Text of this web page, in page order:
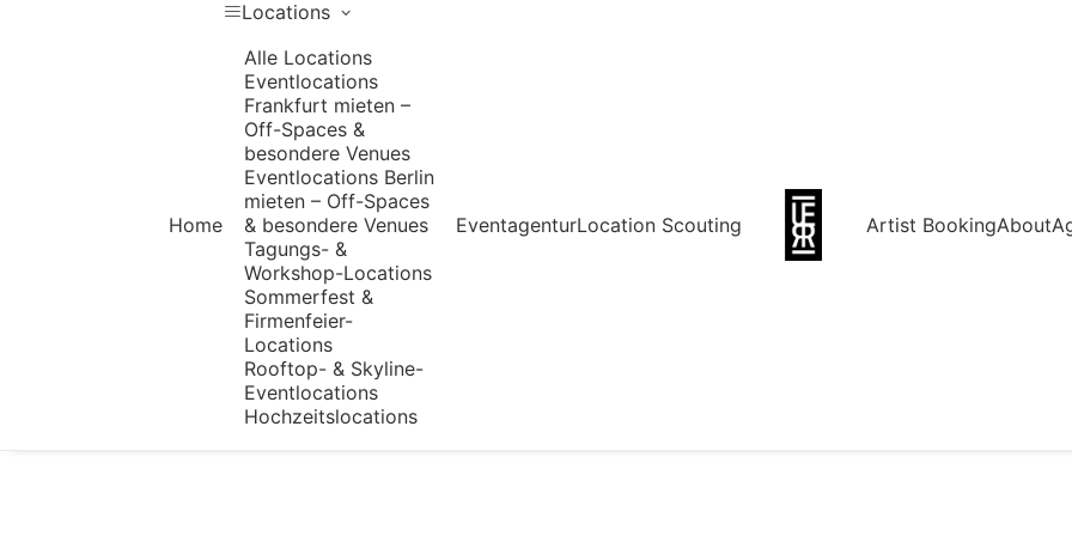
Home
Locations
Alle Locations
Eventlocations
Frankfurt mieten –
Off-Spaces &
besondere Venues
Eventlocations Berlin
mieten – Off-Spaces
& besondere Venues
Tagungs- &
Workshop-Locations
Sommerfest &
Firmenfeier-
Locations
Rooftop- & Skyline-
Eventlocations
Hochzeitslocations
EventagenturLocation Scouting Artist BookingAbout